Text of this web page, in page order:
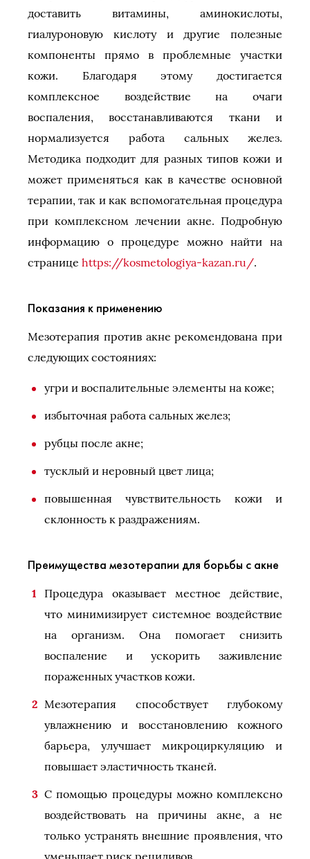
доставить витамины, аминокислоты,
гиалуроновую кислоту и другие полезные
компоненты прямо в проблемные участки
кожи. Благодаря этому достигается
комплексное воздействие на очаги
воспаления, восстанавливаются ткани и
нормализуется работа сальных желез.
Методика подходит для разных типов кожи и
может применяться как в качестве основной
терапии, так и как вспомогательная процедура
при комплексном лечении акне. Подробную
информацию о процедуре можно найти на
странице https://kosmetologiya-kazan.ru/.
Показания к применению
Мезотерапия против акне рекомендована при
следующих состояниях:
угри и воспалительные элементы на коже;
избыточная работа сальных желез;
рубцы после акне;
тусклый и неровный цвет лица;
повышенная чувствительность кожи и
склонность к раздражениям.
Преимущества мезотерапии для борьбы с акне
Процедура оказывает местное действие,
что минимизирует системное воздействие
на организм. Она помогает снизить
воспаление и ускорить заживление
пораженных участков кожи.
Мезотерапия способствует глубокому
увлажнению и восстановлению кожного
барьера, улучшает микроциркуляцию и
повышает эластичность тканей.
С помощью процедуры можно комплексно
воздействовать на причины акне, а не
только устранять внешние проявления, что
уменьшает риск рецидивов.